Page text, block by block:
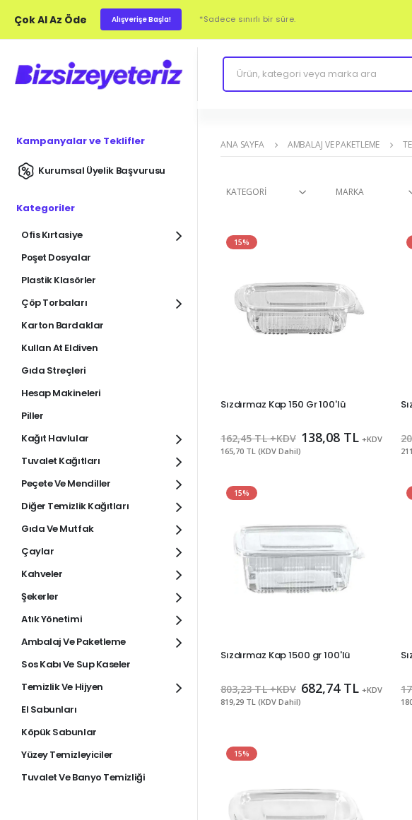
Çok Al Az Öde Alışverişe Başla! *Sadece sınırlı bir süre.
Kampanyalar ve Teklifler
Kurumsal Üyelik Başvurusu
Kategoriler
Ofis Kırtasiye
Poşet Dosyalar
Plastik Klasörler
Çöp Torbaları
Karton Bardaklar
Kullan At Eldiven
Gıda Streçleri
Hesap Makineleri
Piller
Kağıt Havlular
Tuvalet Kağıtları
Peçete Ve Mendiller
Diğer Temizlik Kağıtları
Gıda Ve Mutfak
Çaylar
Kahveler
Şekerler
Atık Yönetimi
Ambalaj Ve Paketleme
Sos Kabı Ve Sup Kaseler
Temizlik Ve Hijyen
El Sabunları
Köpük Sabunlar
Yüzey Temizleyiciler
Tuvalet Ve Banyo Temizliği
ANA SAYFA AMBALAJ VE PAKETLEME
KATEGORI MARKA
15%
Sızdırmaz Kap 150 Gr 100'lü
162,45 TL +KDV 138,08 TL +KDV
165,70 TL (KDV Dahil)
15%
Sızdırmaz Kap 1500 gr 100'lü
803,23 TL +KDV 682,74 TL +KDV
819,29 TL (KDV Dahil)
15%